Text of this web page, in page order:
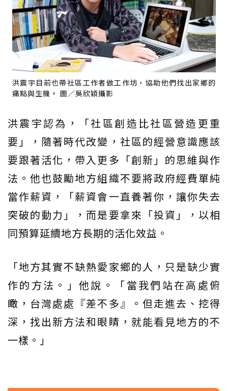
洪震宇目前也帶社區工作者做工作坊，協助他們找出家鄉的
痛點與生機。 圖／吳欣穎攝影
洪震宇認為，「社區創造比社區營造更重
要」，隨著時代改變，社區的經營意識應該
要跟著活化，帶入更多「創新」的思維與作
法。他也鼓勵地方組織不要將政府經費單純
當作薪資，「薪資會一直養著你，讓你失去
突破的動力」，而是要拿來「投資」，以相
同預算延續地方長期的活化效益。
「地方其實不缺熱愛家鄉的人，只是缺少實
作的方法。」他說。「當我們站在高處俯
瞰，台灣處處『差不多』。但走進去、挖得
深，找出新方法和眼睛，就能看見地方的不
一樣。」